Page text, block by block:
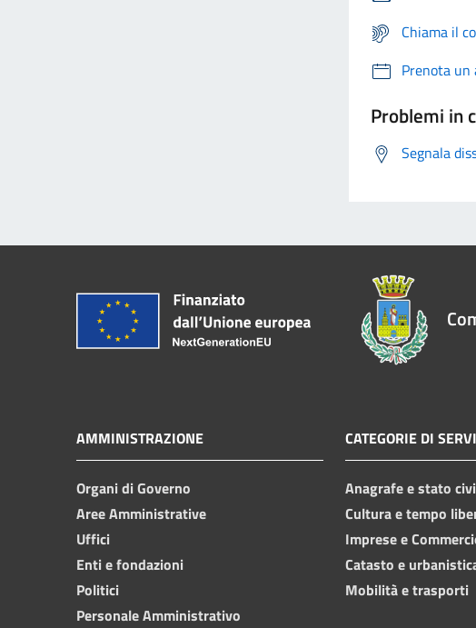
Chiama il
Prenota
Problemi in
Segnala
AMMINISTRAZIONE
Organi di Governo
Aree Amministrative
Uffici
Enti e fondazioni
Politici
Personale Amministrativo
CATEGORIE DI
Anagrafe e stato
Cultura e tempo
Imprese e
Catasto e
Mobilità e trasporti